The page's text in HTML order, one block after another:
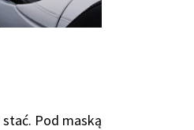
stać. Pod maską